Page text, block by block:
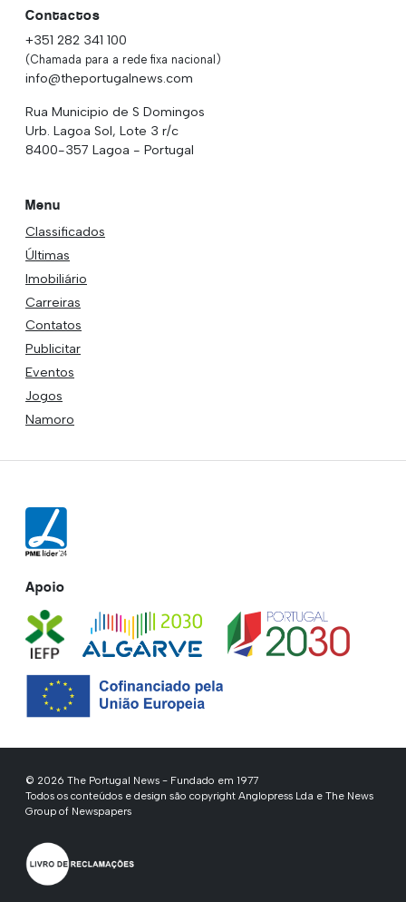
Contactos
+351 282 341 100
(Chamada para a rede fixa nacional)
info@theportugalnews.com
Rua Municipio de S Domingos
Urb. Lagoa Sol, Lote 3 r/c
8400-357 Lagoa - Portugal
Menu
Classificados
Últimas
Imobiliário
Carreiras
Contatos
Publicitar
Eventos
Jogos
Namoro
Apoio
© 2026 The Portugal News - Fundado em 1977
Todos os conteúdos e design são copyright Anglopress Lda e The News
Group of Newspapers